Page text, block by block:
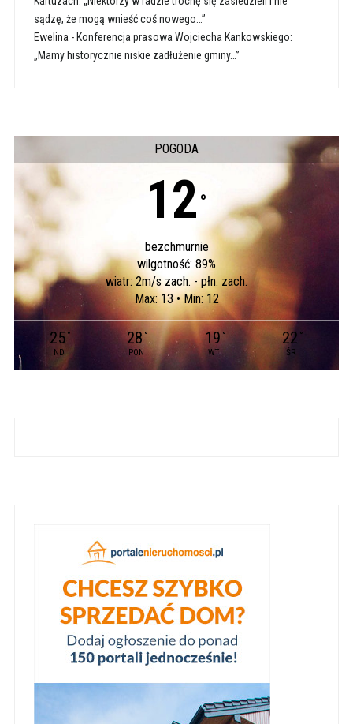
sądzę, że mogą wnieść coś nowego…”
Ewelina - Konferencja prasowa Wojciecha Kankowskiego:
„Mamy historycznie niskie zadłużenie gminy…”
POGODA
12 °
bezchmurnie
wilgotność: 89%
wiatr: 2m/s zach. - płn. zach.
Max: 13 • Min: 12
25 °
ND
28°
PON
19 °
WT
22 °
ŚR